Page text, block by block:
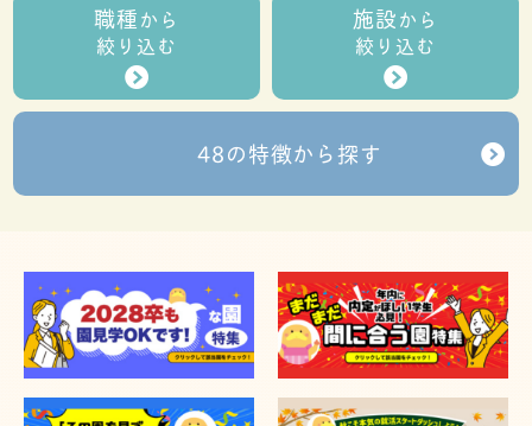
職種から
絞り込む
施設から
絞り込む
48の特徴から探す